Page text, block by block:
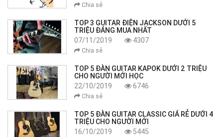
Chia sẻ
TOP 3 GUITAR ĐIỆN JACKSON DƯỚI 5
TRIỆU ĐÁNG MUA NHẤT
07/11/2019
4307
Chia sẻ
TOP 5 ĐÀN GUITAR KAPOK DƯỚI 2 TRIỆU
CHO NGƯỜI MỚI HỌC
22/10/2019
6746
Chia sẻ
TOP 5 ĐÀN GUITAR CLASSIC GIÁ RẺ DƯỚI 4
TRIỆU CHO NGƯỜI MỚI
16/10/2019
5445